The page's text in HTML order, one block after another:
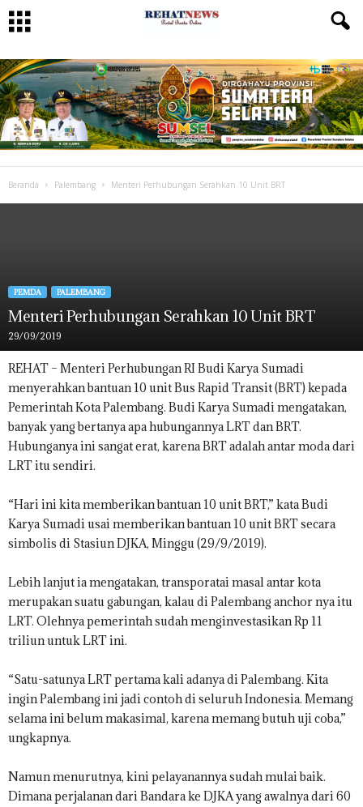
Beranda Palembang Menteri Perhubungan Serahkan 10 Unit BRT
PEMDA PALEMBANG
Menteri Perhubungan Serahkan 10 Unit BRT
29/09/2019
REHAT – Menteri Perhubungan RI Budi Karya Sumadi
menyerahkan bantuan 10 unit Bus Rapid Transit (BRT) kepada
Pemerintah Kota Palembang. Budi Karya Sumadi mengatakan,
banyak yang bertanya apa hubungannya LRT dan BRT.
Hubunganya ini sangat erat, karena BRT adalah antar moda dari
LRT itu sendiri.
“Hari ini kita memberikan bantuan 10 unit BRT,” kata Budi
Karya Sumadi usai memberikan bantuan 10 unit BRT secara
simbolis di Stasiun DJKA, Minggu (29/9/2019).
Lebih lanjut ia mengatakan, transporatai masal antar kota
merupakan suatu gabungan, kalau di Palembang anchor nya itu
LRT. Olehnya pemerintah sudah menginvestasikan Rp 11
triliun untuk LRT ini.
“Satu-satunya LRT pertama kali adanya di Palembang. Kita
ingin Palembang ini jadi contoh di seluruh Indonesia. Memang
selama ini belum makasimal, karena memang butuh uji coba,”
ungkapnya.
Namun menurutnya, kini pelayanannya sudah mulai baik.
Dimana perjalanan dari Bandara ke DJKA yang awalnya dari 60